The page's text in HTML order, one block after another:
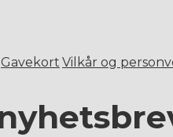
Gavekort Vilkår og